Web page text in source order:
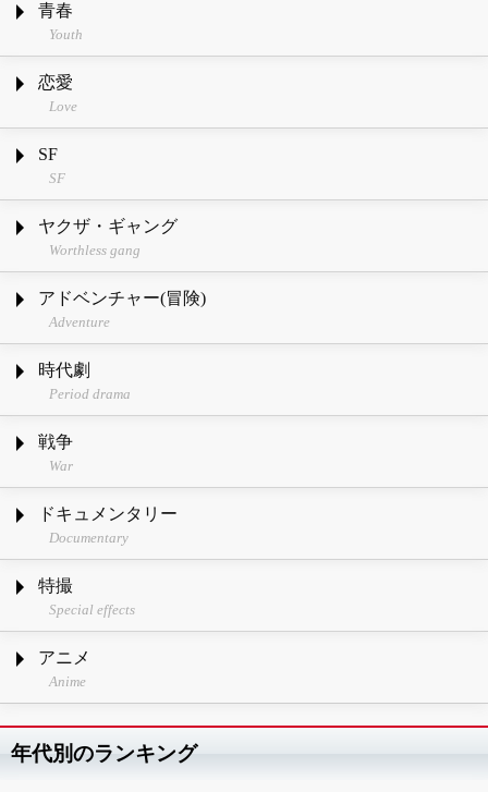
青春
Youth
恋愛
Love
SF
SF
ヤクザ・ギャング
Worthless gang
アドベンチャー(冒険)
Adventure
時代劇
Period drama
戦争
War
ドキュメンタリー
Documentary
特撮
Special effects
アニメ
Anime
年代別のランキング